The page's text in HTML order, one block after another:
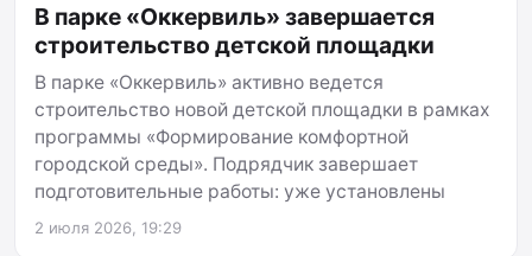
В парке «Оккервиль» завершается
строительство детской площадки
В парке «Оккервиль» активно ведется
строительство новой детской площадки в рамках
программы «Формирование комфортной
городской среды». Подрядчик завершает
подготовительные работы: уже установлены
2 июля 2026, 19:29